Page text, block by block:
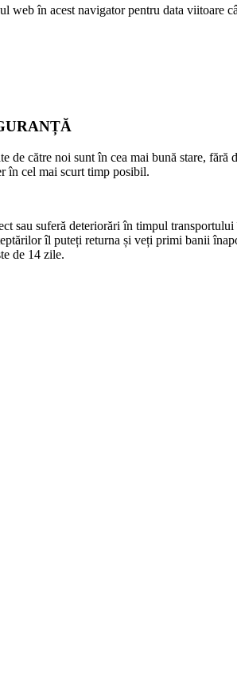
web în acest navigator pentru data viitoare
de către noi sunt în cea mai bună stare,
în cel mai scurt timp posibil.
sau suferă deteriorări în timpul
îl puteți returna și veți primi banii
de 14 zile.